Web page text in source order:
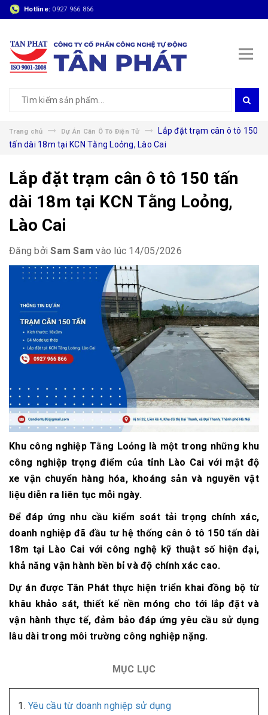
Hotline: 0927 966 866
Trang chủ Dự Án Cân Ô Tô Điện Tử
Lắp đặt trạm cân ô tô 150
tấn dài 18m tại KCN Tằng Loỏng, Lào Cai
Lắp đặt trạm cân ô tô 150 tấn
dài 18m tại KCN Tằng Loỏng,
Lào Cai
Đăng bởiSam Sam vào lúc 14/05/2026
Khu công nghiệp Tằng Loỏng là một trong những khu
công nghiệp trọng điểm của tỉnh Lào Cai với mật độ
xe vận chuyển hàng hóa, khoáng sản và nguyên vật
liệu diễn ra liên tục mỗi ngày.
Để đáp ứng nhu cầu kiểm soát tải trọng chính xác,
doanh nghiệp đã đầu tư hệ thống cân ô tô 150 tấn dài
18m tại Lào Cai với công nghệ kỹ thuật số hiện đại,
khả năng vận hành bền bỉ và độ chính xác cao.
Dự án được Tân Phát thực hiện triển khai đồng bộ từ
khâu khảo sát, thiết kế nền móng cho tới lắp đặt và
vận hành thực tế, đảm bảo đáp ứng yêu cầu sử dụng
lâu dài trong môi trường công nghiệp nặng.
MỤC LỤC
Yêu cầu từ doanh nghiệp sử dụng